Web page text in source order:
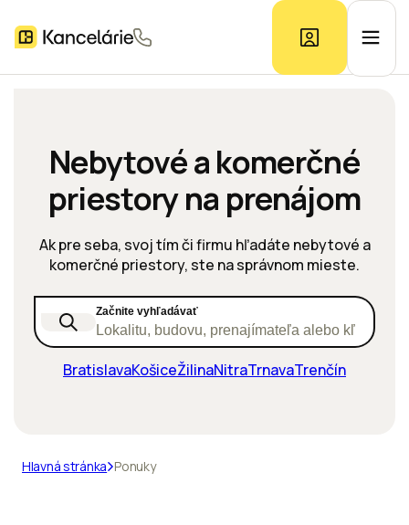
Prieskum trhu
Kontakt
Inzerát
Nebytové a komerčné
priestory na prenájom
Ak pre seba, svoj tím či firmu hľadáte nebytové a
komerčné priestory, ste na správnom mieste.
Začnite vyhľadávať
Lokalitu, budovu, prenajímateľa alebo kľúčové
BratislavaKošiceŽilinaNitraTrnavaTrenčín
Hlavná stránka Ponuky